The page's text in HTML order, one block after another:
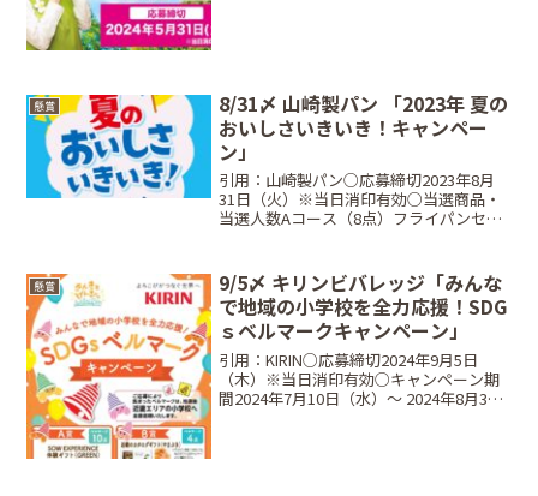
懸賞
8/31〆 山崎製パン 「2023年 夏の
おいしさいきいき！キャンペー
ン」
引用：山崎製パン○応募締切2023年8月
31日（火）※当日消印有効○当選商品・
当選人数Aコース（8点）フライパンセッ
ット３（フライパン22/26cm/専用取...
懸賞
9/5〆 キリンビバレッジ「みんな
で地域の小学校を全力応援！SDG
ｓベルマークキャンペーン」
引用：KIRIN○応募締切2024年9月5日
（木）※当日消印有効○キャンペーン期
間2024年7月10日（水）〜 2024年8月31